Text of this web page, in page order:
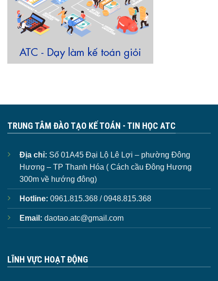
TRUNG TÂM ĐÀO TẠO KẾ TOÁN - TIN HỌC ATC
Địa chỉ: Số 01A45 Đại Lộ Lê Lợi – phường Đông
Hương – TP Thanh Hóa ( Cách cầu Đông Hương
300m về hướng đông)
Hotline: 0961.815.368 / 0948.815.368
Email: daotao.atc@gmail.com
LĨNH VỰC HOẠT ĐỘNG